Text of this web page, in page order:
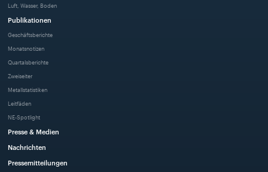
Luft, Wasser, Boden
Publikationen
Geschäftsberichte
Monatsnotizen
Quartalsberichte
Zweiseiter
Metallstatistiken
Leitfäden
NE-Spotlight
Presse & Medien
Nachrichten
Pressemitteilungen